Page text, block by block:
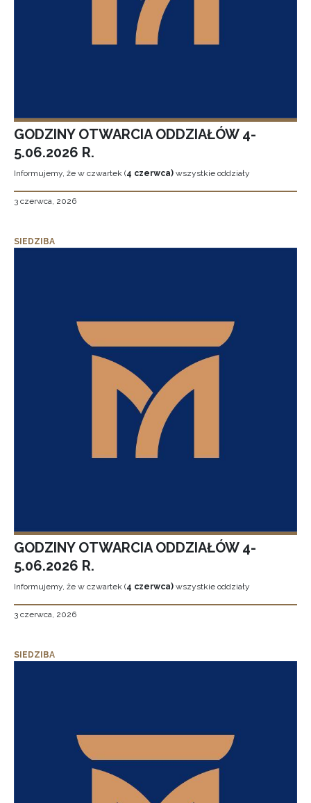
GODZINY OTWARCIA ODDZIAŁÓW 4-
5.06.2026 R.
Informujemy, że w czwartek (4 czerwca) wszystkie oddziały
3 czerwca, 2026
SIEDZIBA
GODZINY OTWARCIA ODDZIAŁÓW 4-
5.06.2026 R.
Informujemy, że w czwartek (4 czerwca) wszystkie oddziały
3 czerwca, 2026
SIEDZIBA